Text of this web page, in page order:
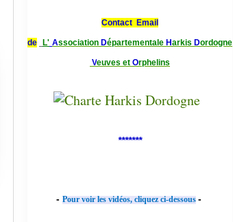
Contact Email
de L' Association Départementale Harkis Dordogne
Veuves et Orphelins
*******
- Pour voir les vidéos, cliquez ci-dessous -